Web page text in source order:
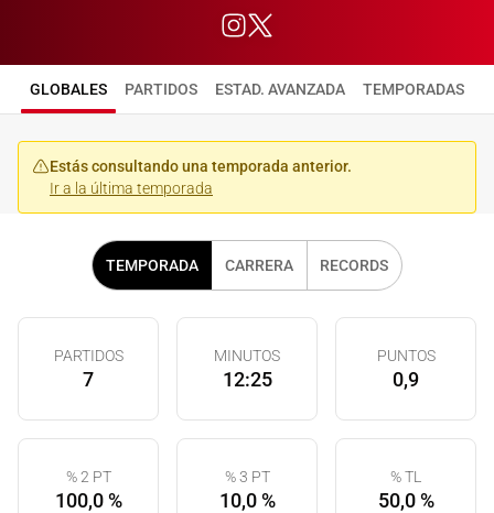
GLOBALES PARTIDOS ESTAD. AVANZADA TEMPORADAS
Estás consultando una temporada anterior.
Ir a la última temporada
TEMPORADA CARRERA RECORDS
PARTIDOS
7
MINUTOS
12:25
PUNTOS
0,9
% 2 PT
100,0 %
% 3 PT
10,0 %
% TL
50,0 %